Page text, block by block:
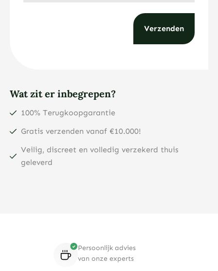
Wat zit er inbegrepen?
100% Terugkoopgarantie
Gratis verzenden vanaf €10.000!
Veilig, discreet en volledig verzekerd thuis
geleverd
Persoonlijk advies
van onze experts